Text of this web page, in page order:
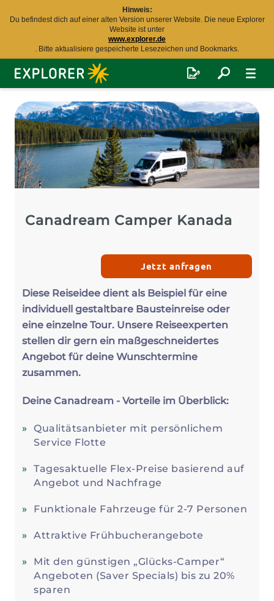
Hinweis:
Du befindest dich auf einer alten Version unserer Website. Die neue Explorer
Website ist unter
www.explorer.de
. Bitte aktualisiere gespeicherte Lesezeichen und Bookmarks.
Explorer
Fernreisen
Canadream Camper Kanada
Jetzt anfragen
Diese Reiseidee dient als Beispiel für eine
individuell gestaltbare Bausteinreise oder
eine einzelne Tour. Unsere Reiseexperten
stellen dir gern ein maßgeschneidertes
Angebot für deine Wunschtermine
zusammen.
Deine Canadream - Vorteile im Überblick:
Qualitätsanbieter mit persönlichem
Service Flotte
Tagesaktuelle Flex-Preise basierend auf
Angebot und Nachfrage
Funktionale Fahrzeuge für 2-7 Personen
Attraktive Frühbucherangebote
Mit den günstigen „Glücks-Camper“
Angeboten (Saver Specials) bis zu 20%
sparen